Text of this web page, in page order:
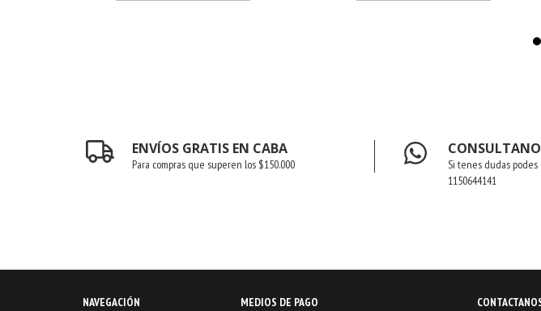
ENVÍOS GRATIS EN CABA
Para compras que superen los $150.000
Si tenes dudas podes
1150644141
NAVEGACIÓN MEDIOS DE PAGO